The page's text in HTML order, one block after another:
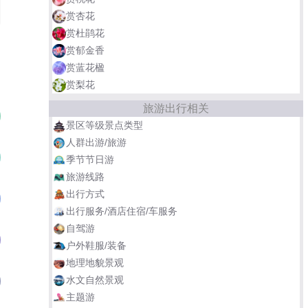
01 黄河文化公园·黄河梅园
郑州绿博园
新密伏羲山·杏花村
04 郑州樱桃沟
05 郑州植物园
赏杏花
赏杜鹃花
赏郁金香
赏蓝花楹
赏梨花
旅游出行相关
景区等级景点类型
人群出游/旅游
季节节日游
旅游线路
出行方式
出行服务/酒店住宿/车服务
自驾游
户外鞋服/装备
地理地貌景观
水文自然景观
主题游